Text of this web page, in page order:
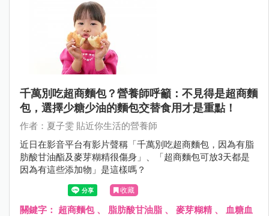
千萬別吃超商麵包？營養師呼籲：不見得是超商麵
包，選擇少糖少油的麵包交替食用才是重點！
作者：夏子雯 貼近你生活的營養師
近日在影音平台有影片聲稱「千萬別吃超商麵包，因為有脂
肪酸甘油酯及麥芽糊精很傷身」、「超商麵包可放3天都是
因為有這些添加物」是這樣嗎？
收藏
關鍵字： 超商麵包、 脂肪酸甘油脂 、 麥芽糊精 、
血糖血